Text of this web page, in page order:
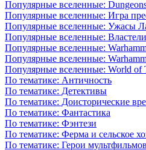
Популярные вселенные:
Популярные вселенные: Игра
Популярные вселенные: Ужасы
Популярные вселенные:
Популярные вселенные:
Популярные вселенные:
Популярные вселенные: World of
По тематике: Античность
По тематике: Детективы
По тематике: Доисторические
По тематике: Фантастика
По тематике: Фэнтези
По тематике: Ферма и сельское
По тематике: Герои